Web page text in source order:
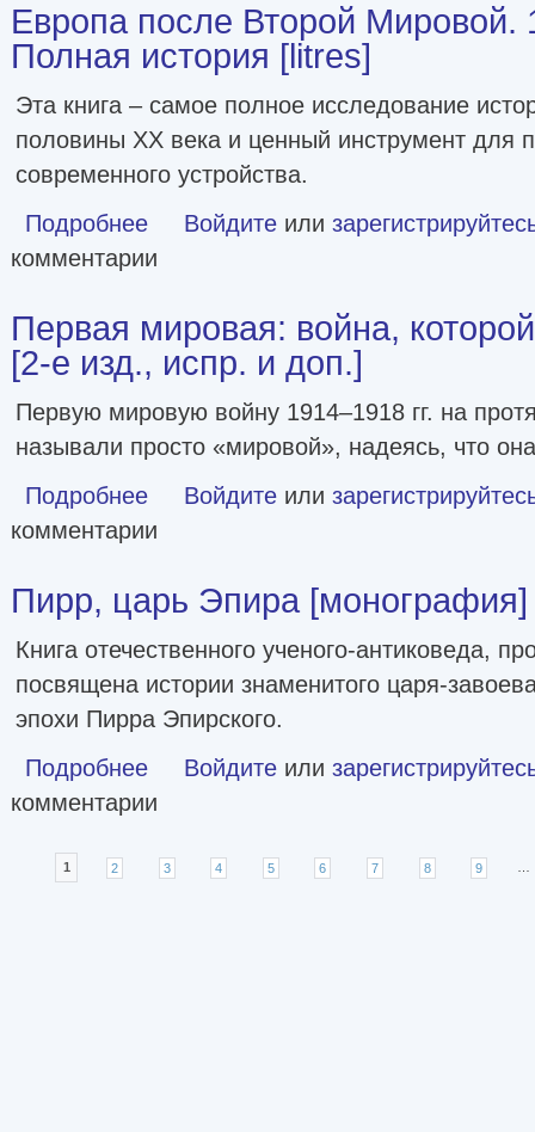
Европа после Второй Мировой.
Полная история [litres]
Эта книга – самое полное исследование
половины ХХ века и ценный инструмент для
современного устройства.
Подробнее о Европа после Второй Мировой. 1945-2005 гг. Полная
Войдите или
комментарии
Первая мировая: война,
[2-е изд., испр. и доп.]
Первую мировую войну 1914–1918 гг. на
называли просто «мировой», надеясь, что
Подробнее о Первая мировая: война, которой могло не быть [2-е
Войдите или
комментарии
Пирр, царь Эпира [монография]
Книга отечественного ученого-антиковеда,
посвящена истории знаменитого царя-
эпохи Пирра Эпирского.
Подробнее о Пирр, царь Эпира [монография]
Войдите или
комментарии
Страницы
1 2 3 4 5 6 7 8 9 …